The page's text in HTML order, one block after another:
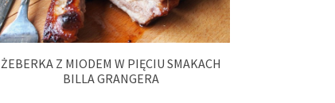
ŻEBERKA Z MIODEM W PIĘCIU SMAKACH
BILLA GRANGERA